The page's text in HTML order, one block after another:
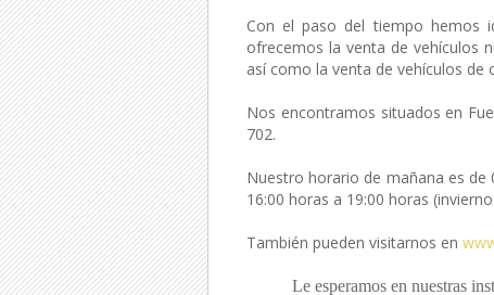
Con el paso del tiempo hemos
ofrecemos la venta de vehículos
así como la venta de vehículos de
Nos encontramos situados en
702.
Nuestro horario de mañana es de
16:00 horas a 19:00 horas
También pueden visitarnos en
Le esperamos en nuestras